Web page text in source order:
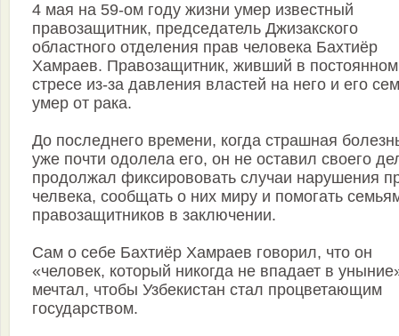
4 мая на 59-ом году жизни умер известный
правозащитник, председатель Джизакского
областного отделения прав человека Бахтиёр
Хамраев. Правозащитник, живший в постоянном
стресе из-за давления властей на него и его
умер от рака.
До последнего времени, когда страшная
уже почти одолела его, он не оставил своего
продолжал фиксирововать случаи нарушения
челвека, сообщать о них миру и помогать
правозащитников в заключении.
Сам о себе Бахтиёр Хамраев говорил, что он
«человек, который никогда не впадает в
мечтал, чтобы Узбекистан стал процветающим
государством.